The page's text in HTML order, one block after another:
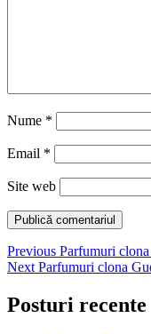
Nume *
Email *
Site web
Navigare
în
articole
Previous Previous
post:
Parfumuri
Next Next
Parfumuri clona
Posturi recente